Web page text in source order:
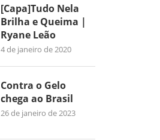
[Capa]Tudo Nela
Brilha e Queima |
Ryane Leão
4 de janeiro de 2020
Contra o Gelo
chega ao Brasil
26 de janeiro de 2023